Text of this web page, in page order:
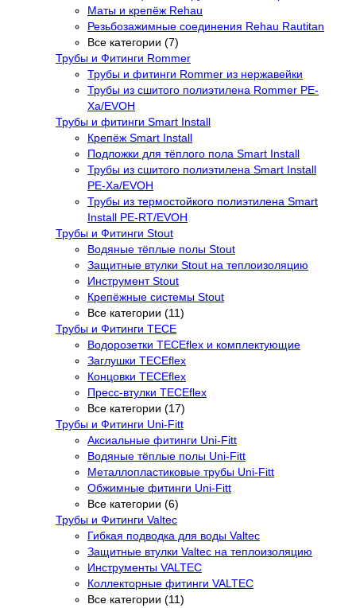
Маты и крепёж Rehau
Резьбозажимные соединения Rehau Rautitan
Все категории (7)
Трубы и Фитинги Rommer
Трубы и фитинги Rommer из нержавейки
Трубы из сшитого полиэтилена Rommer PE-
Xa/EVOH
Трубы и фитинги Smart Install
Крепёж Smart Install
Подложки для тёплого пола Smart Install
Трубы из сшитого полиэтилена Smart Install
PE-Xa/EVOH
Трубы из термостойкого полиэтилена Smart
Install PE-RT/EVOH
Трубы и Фитинги Stout
Водяные тёплые полы Stout
Защитные втулки Stout на теплоизоляцию
Инструмент Stout
Крепёжные системы Stout
Все категории (11)
Трубы и Фитинги TECE
Водорозетки TECEflex и комплектующие
Заглушки TECEflex
Концовки TECEflex
Пресс-втулки TECEflex
Все категории (17)
Трубы и Фитинги Uni-Fitt
Аксиальные фитинги Uni-Fitt
Водяные тёплые полы Uni-Fitt
Металлопластиковые трубы Uni-Fitt
Обжимные фитинги Uni-Fitt
Все категории (6)
Трубы и Фитинги Valtec
Гибкая подводка для воды Valtec
Защитные втулки Valtec на теплоизоляцию
Инструменты VALTEC
Коллекторные фитинги VALTEC
Все категории (11)